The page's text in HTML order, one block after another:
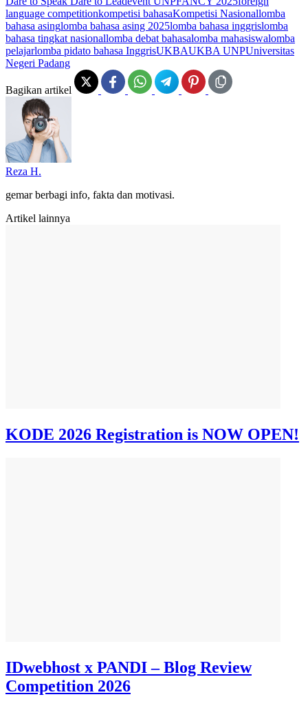
language competitionkompetisi bahasaKompetisi Nasionallomba
bahasa asinglomba bahasa asing 2025lomba bahasa inggrislomba
bahasa tingkat nasionallomba debat bahasalomba mahasiswalomba
pelajarlomba pidato bahasa InggrisUKBAUKBA UNPUniversitas
Negeri Padang
Bagikan artikel
Reza H.
gemar berbagi info, fakta dan motivasi.
Artikel lainnya
KODE 2026 Registration is NOW OPEN!
IDwebhost x PANDI – Blog Review
Competition 2026